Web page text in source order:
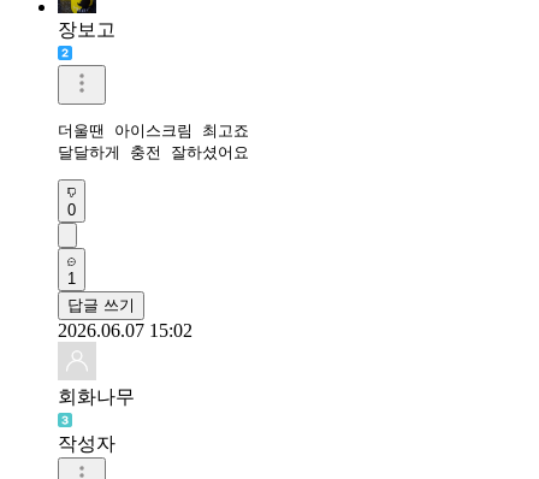
장보고
더울땐 아이스크림 최고죠
달달하게 충전 잘하셨어요
0
1
답글 쓰기
2026.06.07 15:02
회화나무
작성자